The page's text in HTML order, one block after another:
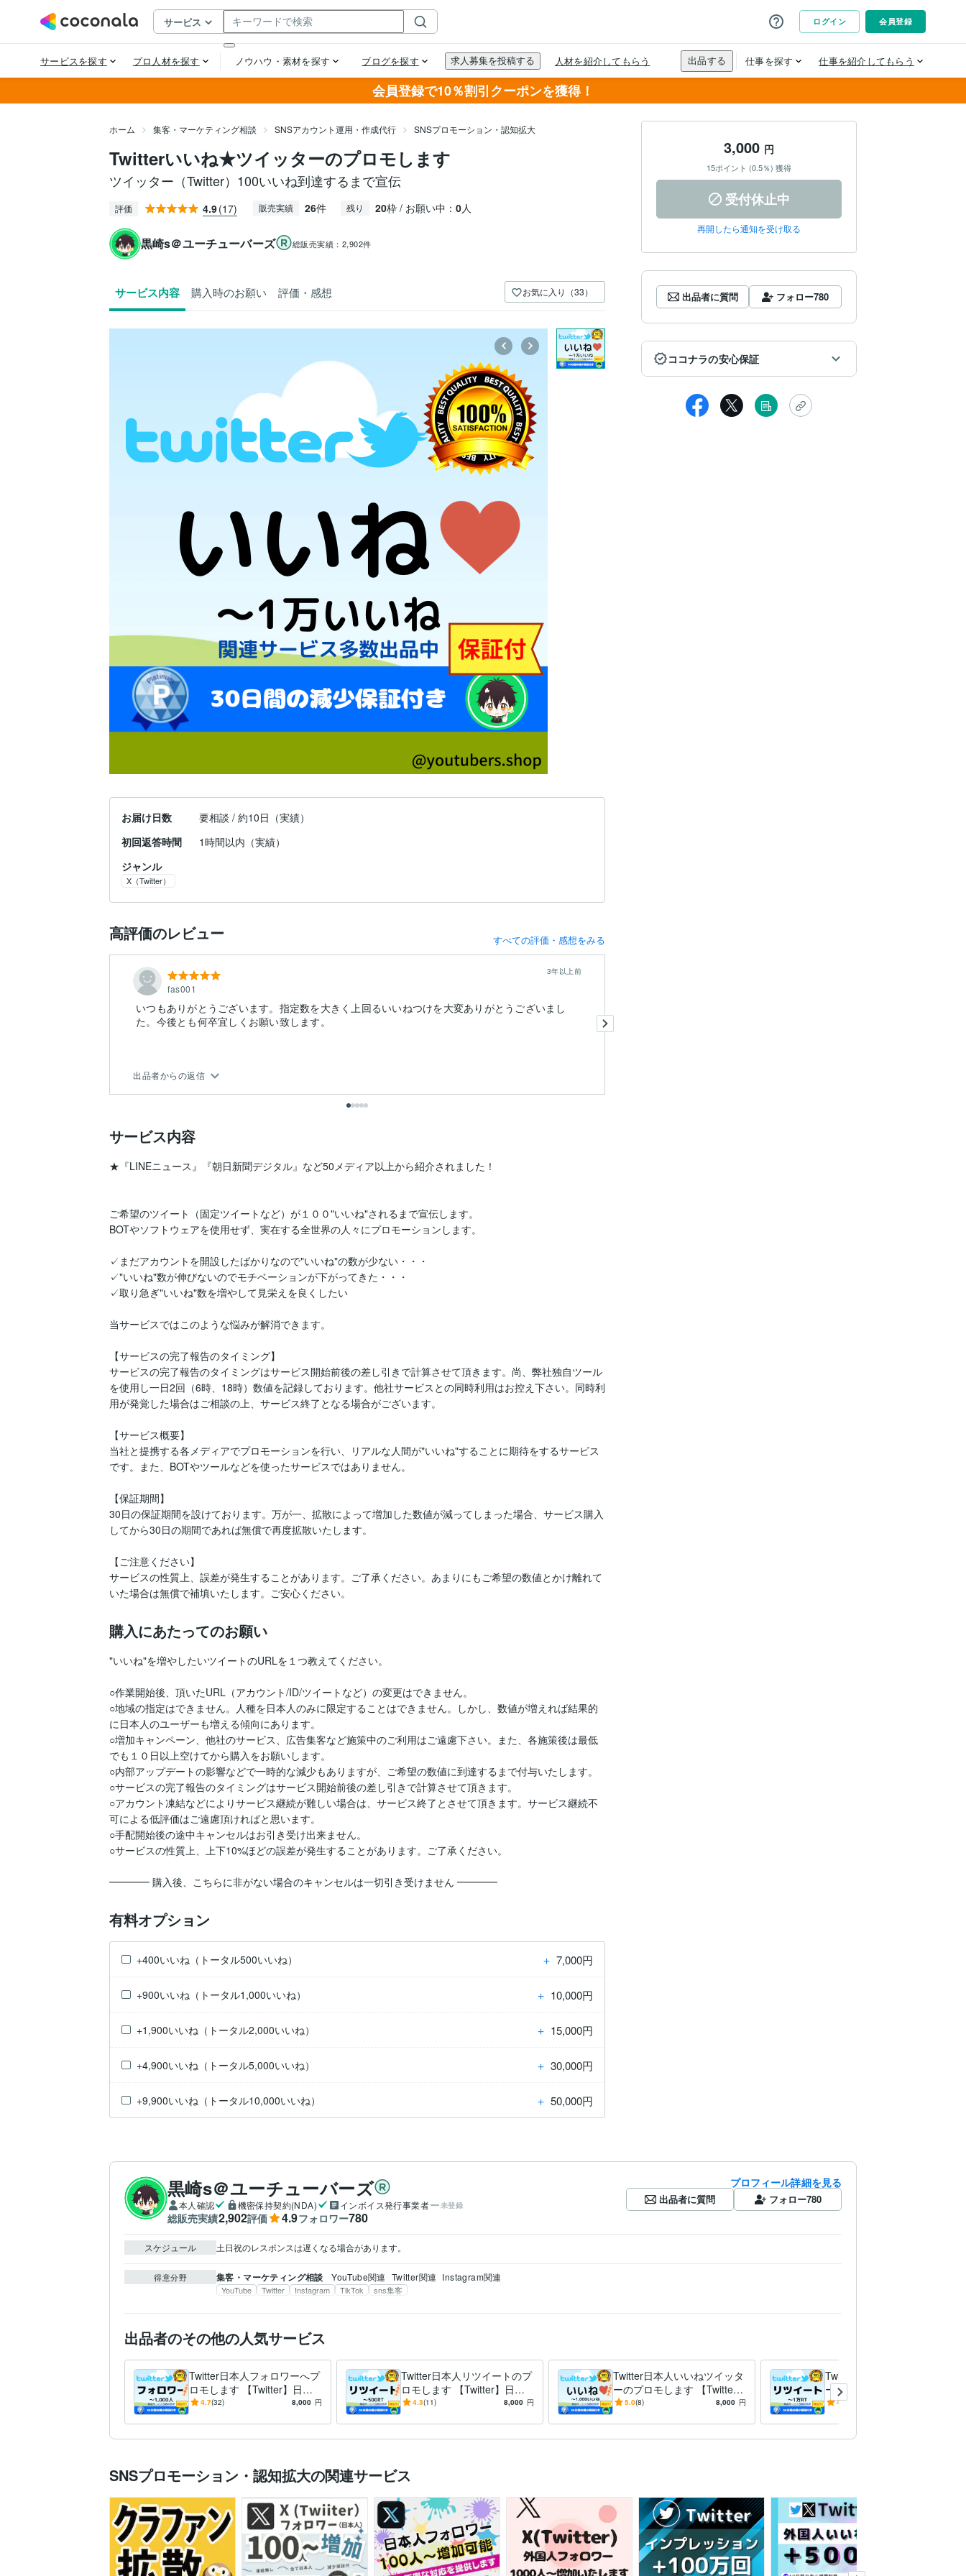
会員登録で10％割引クーポンを獲得！
ホーム 集客・マーケティング相談 SNSアカウント運用・作成代行 SNSプロモーション・認知拡大
Twitterいいね★ツイッターのプロモします
ツイッター（Twitter）100いいね到達するまで宣伝
評価 4.9(17) 販売実績 26件 残り 20枠 / お願い中： 0人
黒崎s＠ユーチューバーズ 総販売実績： 2,902件
サービス内容 購入時のお願い 評価・感想 お気に入り（33）
お届け日数
要相談 / 約10日（実績）
初回返答時間
1時間以内（実績）
ジャンル
X（Twitter）
高評価のレビュー すべての評価・感想をみる
fas001
3年以上前
いつもありがとうございます。指定数を大きく上回るいいねつけを大変ありがとうございまし
た。今後とも何卒宜しくお願い致します。
出品者からの返信
サービス内容
★『LINEニュース』『朝日新聞デジタル』など50メディア以上から紹介されました！
ご希望のツイート（固定ツイートなど）が１００"いいね"されるまで宣伝します。
BOTやソフトウェアを使用せず、実在する全世界の人々にプロモーションします。
✓まだアカウントを開設したばかりなので"いいね"の数が少ない・・・
✓"いいね"数が伸びないのでモチベーションが下がってきた・・・
✓取り急ぎ"いいね"数を増やして見栄えを良くしたい
当サービスではこのような悩みが解消できます。
【サービスの完了報告のタイミング】
サービスの完了報告のタイミングはサービス開始前後の差し引きで計算させて頂きます。尚、弊社独自ツール
を使用し一日2回（6時、18時）数値を記録しております。他社サービスとの同時利用はお控え下さい。同時利
用が発覚した場合はご相談の上、サービス終了となる場合がございます。
【サービス概要】
当社と提携する各メディアでプロモーションを行い、リアルな人間が"いいね"することに期待をするサービス
です。また、BOTやツールなどを使ったサービスではありません。
【保証期間】
30日の保証期間を設けております。万が一、拡散によって増加した数値が減ってしまった場合、サービス購入
してから30日の期間であれば無償で再度拡散いたします。
【ご注意ください】
サービスの性質上、誤差が発生することがあります。ご了承ください。あまりにもご希望の数値とかけ離れて
いた場合は無償で補填いたします。ご安心ください。
購入にあたってのお願い
"いいね"を増やしたいツイートのURLを１つ教えてください。
○作業開始後、頂いたURL（アカウント/ID/ツイートなど）の変更はできません。
○地域の指定はできません。人種を日本人のみに限定することはできません。しかし、数値が増えれば結果的
に日本人のユーザーも増える傾向にあります。
○増加キャンペーン、他社のサービス、広告集客など施策中のご利用はご遠慮下さい。また、各施策後は最低
でも１０日以上空けてから購入をお願いします。
○内部アップデートの影響などで一時的な減少もありますが、ご希望の数値に到達するまで付与いたします。
○サービスの完了報告のタイミングはサービス開始前後の差し引きで計算させて頂きます。
○アカウント凍結などによりサービス継続が難しい場合は、サービス終了とさせて頂きます。サービス継続不
可による低評価はご遠慮頂ければと思います。
○手配開始後の途中キャンセルはお引き受け出来ません。
○サービスの性質上、上下10%ほどの誤差が発生することがあります。ご了承ください。
━━━━ 購入後、こちらに非がない場合のキャンセルは一切引き受けません ━━━━
有料オプション
+400いいね（トータル500いいね） ＋ 7,000円
+900いいね（トータル1,000いいね） ＋ 10,000円
+1,900いいね（トータル2,000いいね） ＋ 15,000円
+4,900いいね（トータル5,000いいね） ＋ 30,000円
+9,900いいね（トータル10,000いいね） ＋ 50,000円
3,000 円
15ポイント (0.5％) 獲得
受付休止中
再開したら通知を受け取る
出品者に質問 フォロー780
ココナラの安心保証
黒崎s＠ユーチューバーズ
本人確認 機密保持契約(NDA) インボイス発行事業者 未登録
総販売実績2,902評価 4.9フォロワー780
プロフィール詳細を見る
出品者に質問 フォロー780
スケジュール 土日祝のレスポンスは遅くなる場合があります。
得意分野 集客・マーケティング相談 YouTube関連 Twitter関連 Instagram関連
YouTube Twitter Instagram TikTok sns集客
出品者のその他の人気サービス
Twitter日本人フォロワーへプ
ロモします 【Twitter】日本
人フォロワー+100人になる
4.7(32) 8,000 円
Twitter日本人リツイートのプ
ロモします 【Twitter】日本
人のリツイート100RTまでプ
4.3(11) 8,000 円
Twitter日本人いいねツイッタ
ーのプロモします 【Twitte
r】日本人のいいね100増える
5.0(8) 8,000 円
Twitterリツイート★ツイッタ
ーのプロモします ツイッタ
ー（Twitter）リツイート100
4.7
SNSプロモーション・認知拡大の関連サービス